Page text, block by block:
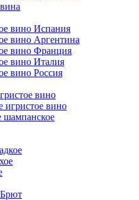
вино Испания
вино Аргентина
вино Франция
вино Италия
вино Россия
вино
игристое вино
шампанское